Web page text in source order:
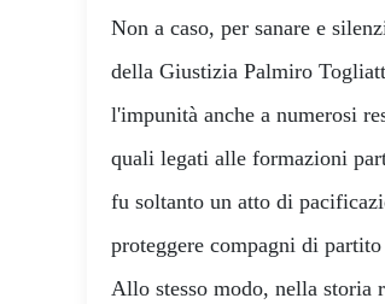
Non a caso, per sanare e
della Giustizia Palmiro
l'impunità anche a numerosi
quali legati alle formazioni
fu soltanto un atto di
proteggere compagni di
Allo stesso modo, nella storia